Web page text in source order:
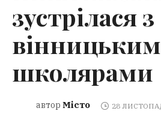
зустрілася з
школярами
автор Місто 28